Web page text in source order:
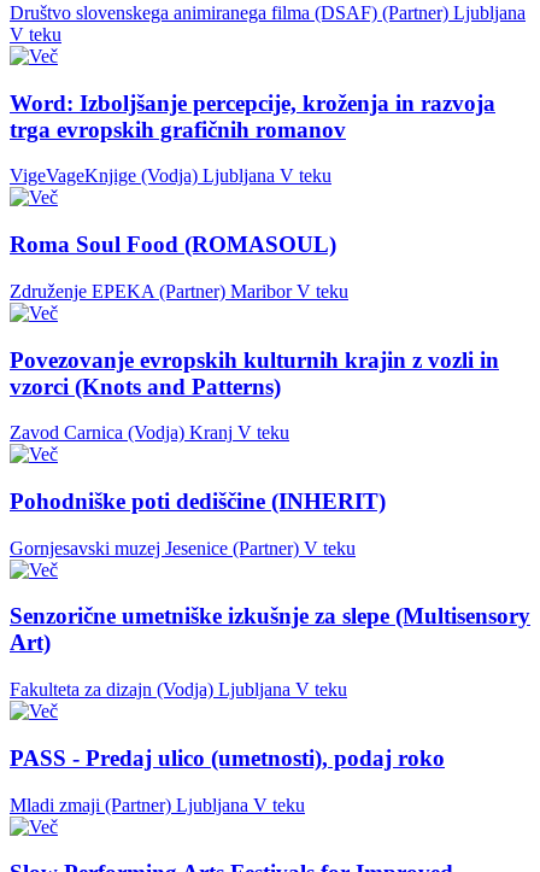
Društvo slovenskega animiranega filma (DSAF) (Partner) Ljubljana
V teku
Word: Izboljšanje percepcije, kroženja in razvoja
trga evropskih grafičnih romanov
VigeVageKnjige (Vodja) Ljubljana V teku
Roma Soul Food (ROMASOUL)
Združenje EPEKA (Partner) Maribor V teku
Povezovanje evropskih kulturnih krajin z vozli in
vzorci (Knots and Patterns)
Zavod Carnica (Vodja) Kranj V teku
Pohodniške poti dediščine (INHERIT)
Gornjesavski muzej Jesenice (Partner) V teku
Senzorične umetniške izkušnje za slepe (Multisensory
Art)
Fakulteta za dizajn (Vodja) Ljubljana V teku
PASS - Predaj ulico (umetnosti), podaj roko
Mladi zmaji (Partner) Ljubljana V teku